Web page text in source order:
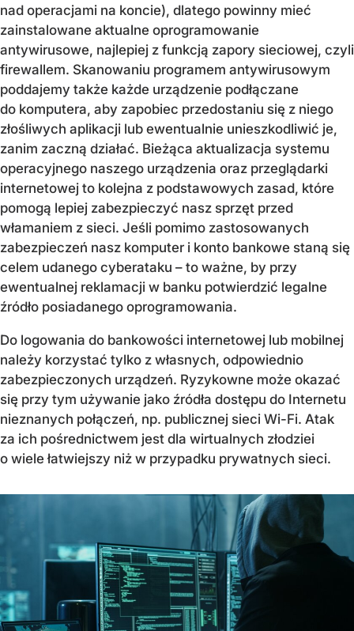
nad operacjami na koncie), dlatego powinny mieć
zainstalowane aktualne oprogramowanie
antywirusowe, najlepiej z funkcją zapory sieciowej, czyli
firewallem. Skanowaniu programem antywirusowym
poddajemy także każde urządzenie podłączane
do komputera, aby zapobiec przedostaniu się z niego
złośliwych aplikacji lub ewentualnie unieszkodliwić je,
zanim zaczną działać. Bieżąca aktualizacja systemu
operacyjnego naszego urządzenia oraz przeglądarki
internetowej to kolejna z podstawowych zasad, które
pomogą lepiej zabezpieczyć nasz sprzęt przed
włamaniem z sieci. Jeśli pomimo zastosowanych
zabezpieczeń nasz komputer i konto bankowe staną się
celem udanego cyberataku – to ważne, by przy
ewentualnej reklamacji w banku potwierdzić legalne
źródło posiadanego oprogramowania.
Do logowania do bankowości internetowej lub mobilnej
należy korzystać tylko z własnych, odpowiednio
zabezpieczonych urządzeń. Ryzykowne może okazać
się przy tym używanie jako źródła dostępu do Internetu
nieznanych połączeń, np. publicznej sieci Wi-Fi. Atak
za ich pośrednictwem jest dla wirtualnych złodziei
o wiele łatwiejszy niż w przypadku prywatnych sieci.